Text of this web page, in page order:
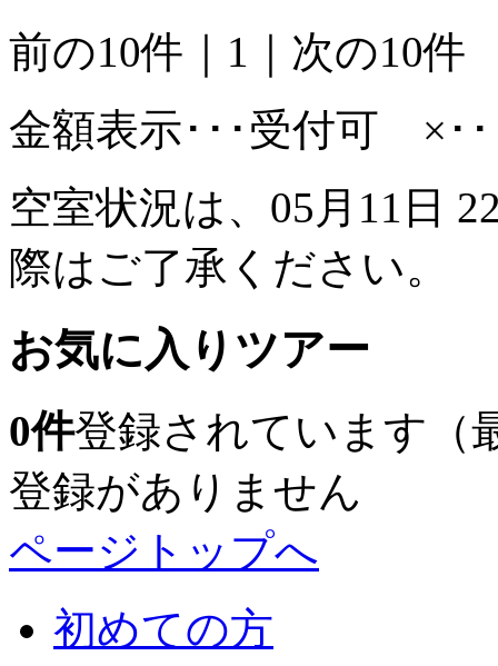
前の10件
1
次の10件
金額表示･･･受付可 ×･
空室状況は、05月11日
際はご了承ください。
お気に入りツアー
0件登録されています（
登録がありません
ページトップへ
初めての方